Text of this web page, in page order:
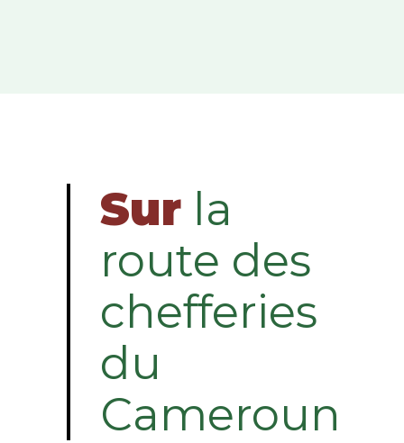
Sur la
route des
chefferies
du
Cameroun